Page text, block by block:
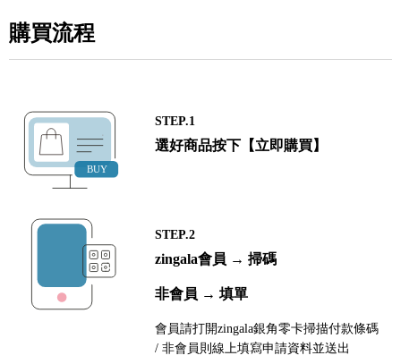
購買流程
STEP.1
選好商品按下【立即購買】
STEP.2
zingala會員 → 掃碼
非會員 → 填單
會員請打開zingala銀角零卡掃描付款條碼
/ 非會員則線上填寫申請資料並送出